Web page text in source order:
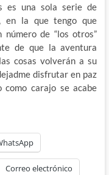
es una sola serie de
en la que tengo que
de “los otros”
de que la aventura
cosas volverán a su
disfrutar en paz
carajo se acabe
Correo electrónico